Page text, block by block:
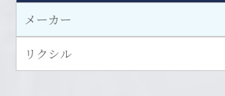
メーカー
リクシル